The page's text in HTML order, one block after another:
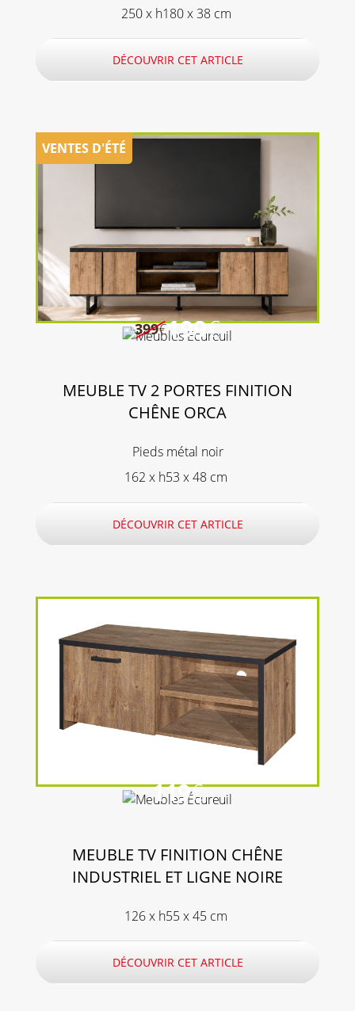
250 x h180 x 38 cm
DÉCOUVRIR CET ARTICLE
399€199€
MEUBLE TV 2 PORTES FINITION
CHÊNE ORCA
Pieds métal noir
162 x h53 x 48 cm
DÉCOUVRIR CET ARTICLE
119€
MEUBLE TV FINITION CHÊNE
INDUSTRIEL ET LIGNE NOIRE
126 x h55 x 45 cm
DÉCOUVRIR CET ARTICLE